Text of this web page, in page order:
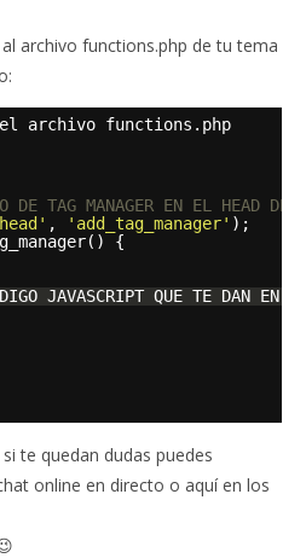
archivo functions.php de tu tema
archivo functions.php
DE TAG MANAGER EN EL HEAD DEL
, 'add_tag_manager' );
{
JAVASCRIPT QUE TE DAN EN
te quedan dudas puedes
online en directo o aquí en los